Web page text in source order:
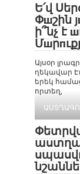
Ե՛վ
Փшշին
ի՞նչ է
Այսօր
ղեկավար
երեկ
որտեղ,